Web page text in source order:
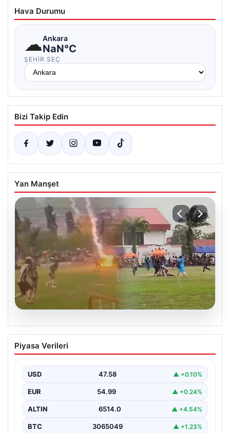
Hava Durumu
☁Ankara
NaN°C
ŞEHIR SEÇ
Bizi Takip Edin
Yan Manşet
05.08.2026
Olmaz denen oldu! Maç sırasında
yıldırım çarptı: O futbolcu hayatını
Piyasa Verileri
USD 47.58 ▲ +0.10%
EUR 54.99 ▲ +0.24%
ALTIN 6514.0 ▲ +4.54%
BTC 3065049 ▲ +1.23%